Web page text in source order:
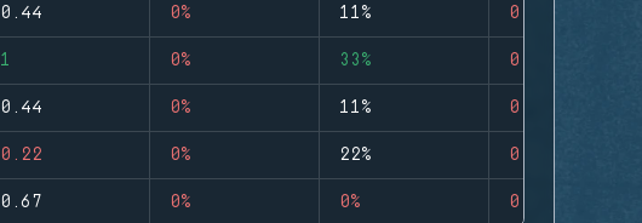
0.44 0% 11% 0
1 0% 33% 0
0.44 0% 11% 0
0.22 0% 22% 0
0.67 0% 0% 0